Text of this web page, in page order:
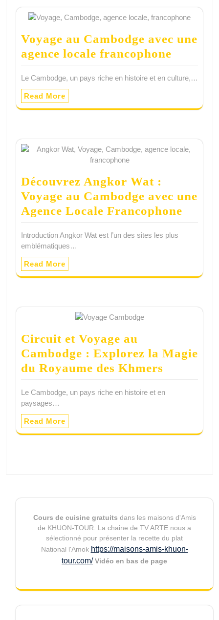
Voyage au Cambodge avec une
agence locale francophone
Le Cambodge, un pays riche en histoire et en culture,…
Read More
Découvrez Angkor Wat :
Voyage au Cambodge avec une
Agence Locale Francophone
Introduction Angkor Wat est l’un des sites les plus
emblématiques…
Read More
Circuit et Voyage au
Cambodge : Explorez la Magie
du Royaume des Khmers
Le Cambodge, un pays riche en histoire et en
paysages…
Read More
Cours de cuisine gratuits dans les maisons d'Amis
de KHUON-TOUR. La chaine de TV ARTE nous a
sélectionné pour présenter la recette du plat
National l'Amok https://maisons-amis-khuon-
tour.com/ Vidéo en bas de page